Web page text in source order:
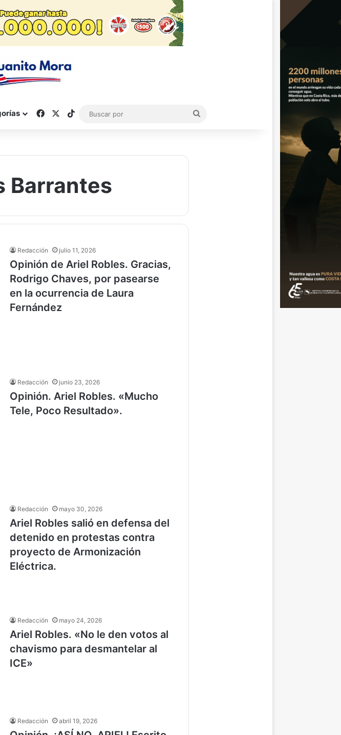
FacebookTikTok
Barrantes
Redacción julio 11, 2026
Opinión de Ariel Robles. Gracias,
Rodrigo Chaves, por pasearse
en la ocurrencia de Laura
Fernández
Redacción junio 23, 2026
Opinión. Ariel Robles. «Mucho
Tele, Poco Resultado».
Redacción mayo 30, 2026
Ariel Robles salió en defensa del
detenido en protestas contra
proyecto de Armonización
Eléctrica.
Redacción mayo 24, 2026
Ariel Robles. «No le den votos al
chavismo para desmantelar al
ICE»
Redacción abril 19, 2026